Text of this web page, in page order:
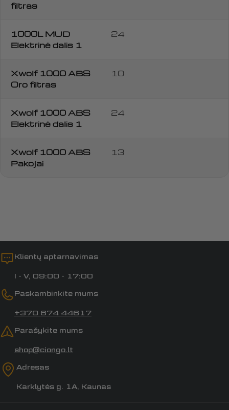
filtras
1000L MUD
Elektrinė dalis 1
24
Xwolf 1000 ABS
Oro filtras
10
Xwolf 1000 ABS
Elektrinė dalis 1
24
Xwolf 1000 ABS
Pakojai
13
Klientų aptarnavimas
I - V, 09:00 - 17:00
Paskambinkite mums
+370 674 44617
Parašykite mums
shop@ciongo.lt
Adresas
Karklytės g. 1A, Kaunas